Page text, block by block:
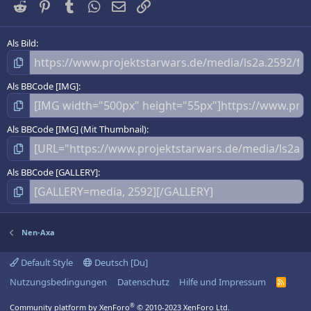
(
)
Reddit PinterestTumblrWhatsApp
E-Mail
Als Bild
Als BBCode [IMG]
Als BBCode [IMG] (Mit Thumbnail)
Als BBCode [GALLERY]
Nen-Axa
Default Style
Deutsch [Du]
Nutzungsbedingungen
Datenschutz Hilfe und Impressum
R
Community platform by XenForo® © 2010-2023 XenForo Ltd.